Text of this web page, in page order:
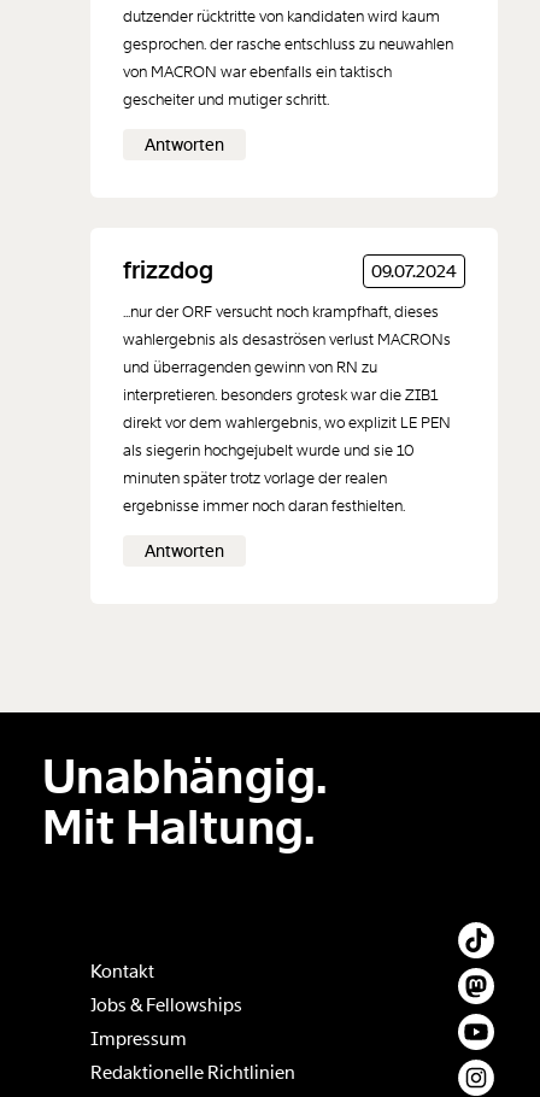
Der Inhalt dieses Feldes wird nicht öffentlich zugänglich angezeigt.
dutzender rücktritte von kandidaten wird kaum
gesprochen. der rasche entschluss zu neuwahlen
von MACRON war ebenfalls ein taktisch
gescheiter und mutiger schritt.
Antworten
frizzdog 09.07.2024
...nur der ORF versucht noch krampfhaft, dieses
wahlergebnis als desaströsen verlust MACRONs
und überragenden gewinn von RN zu
interpretieren. besonders grotesk war die ZIB1
direkt vor dem wahlergebnis, wo explizit LE PEN
als siegerin hochgejubelt wurde und sie 10
minuten später trotz vorlage der realen
ergebnisse immer noch daran festhielten.
Antworten
Unabhängig.
Mit Haltung.
Kontakt
Jobs & Fellowships
Impressum
Redaktionelle Richtlinien